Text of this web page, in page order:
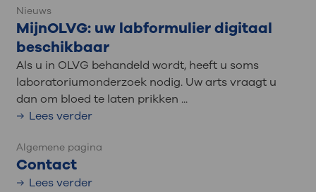
Nieuws
MijnOLVG: uw labformulier digitaal
beschikbaar
Als u in OLVG behandeld wordt, heeft u soms
laboratoriumonderzoek nodig. Uw arts vraagt u
dan om bloed te laten prikken ...
Lees verder
Algemene pagina
Contact
Lees verder